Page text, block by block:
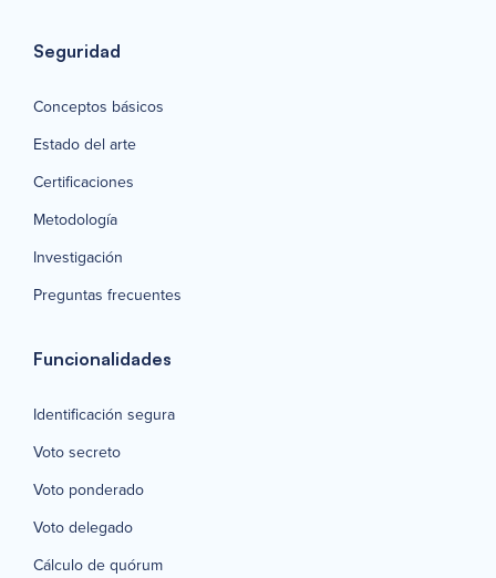
Seguridad
Conceptos básicos
Estado del arte
Certificaciones
Metodología
Investigación
Preguntas frecuentes
Funcionalidades
Identificación segura
Voto secreto
Voto ponderado
Voto delegado
Cálculo de quórum